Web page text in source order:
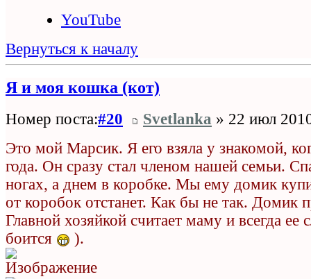
YouTube
Вернуться к началу
Я и моя кошка (кот)
Номер поста:#20 Svetlanka » 22 июл
Это мой Марсик. Я его взяла у знакомой,
года. Он сразу стал членом нашей семьи.
ногах, а днем в коробке. Мы ему домик
от коробок отстанет. Как бы не так. Домик
Главной хозяйкой считает маму и всегда ее
боится
).